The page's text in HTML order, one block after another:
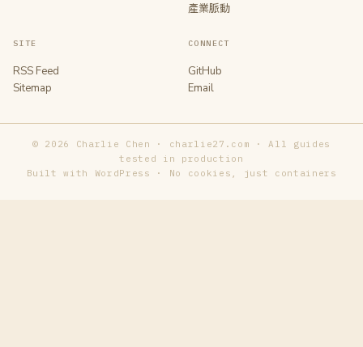
產業脈動
SITE
RSS Feed
Sitemap
CONNECT
GitHub
Email
© 2026 Charlie Chen · charlie27.com · All guides
tested in production
Built with WordPress · No cookies, just containers